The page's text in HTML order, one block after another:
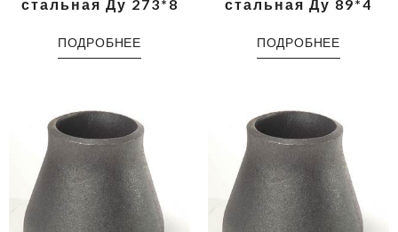
стальная Ду 273*8
ПОДРОБНЕЕ
стальная Ду 89*4
ПОДРОБНЕЕ